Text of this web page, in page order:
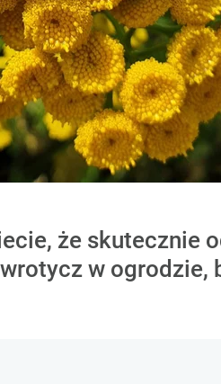
że skutecznie
w ogrodzie,